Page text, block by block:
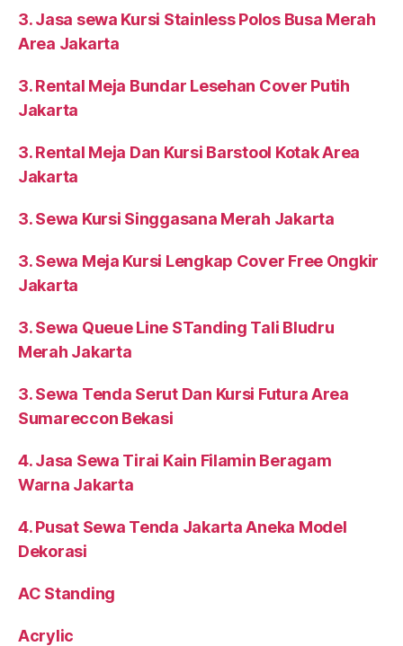
3. Jasa sewa Kursi Stainless Polos Busa Merah
Area Jakarta
3. Rental Meja Bundar Lesehan Cover Putih
Jakarta
3. Rental Meja Dan Kursi Barstool Kotak Area
Jakarta
3. Sewa Kursi Singgasana Merah Jakarta
3. Sewa Meja Kursi Lengkap Cover Free Ongkir
Jakarta
3. Sewa Queue Line STanding Tali Bludru
Merah Jakarta
3. Sewa Tenda Serut Dan Kursi Futura Area
Sumareccon Bekasi
4. Jasa Sewa Tirai Kain Filamin Beragam
Warna Jakarta
4. Pusat Sewa Tenda Jakarta Aneka Model
Dekorasi
AC Standing
Acrylic